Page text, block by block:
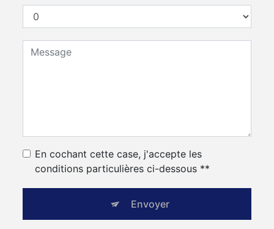
En cochant cette case, j'accepte les
conditions particulières ci-dessous **
Envoyer